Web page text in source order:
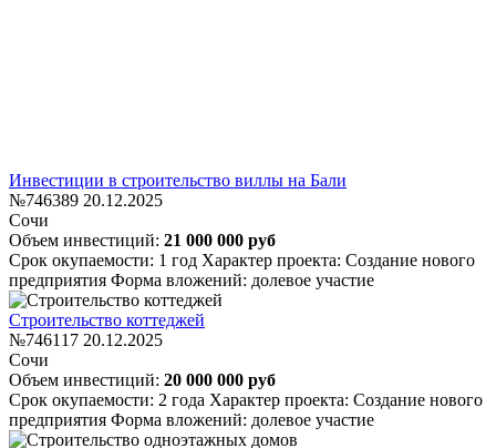
Инвестиции в строительство виллы на Бали
№746389 20.12.2025
Сочи
Объем инвестиций: 21 000 000 руб
Срок окупаемости: 1 год Характер проекта: Создание нового
предприятия Форма вложений: долевое участие
Строительство коттеджей
№746117 20.12.2025
Сочи
Объем инвестиций: 20 000 000 руб
Срок окупаемости: 2 года Характер проекта: Создание нового
предприятия Форма вложений: долевое участие